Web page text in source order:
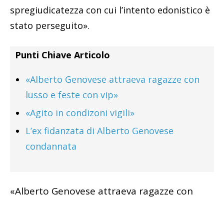
spregiudicatezza con cui l’intento edonistico è
stato perseguito».
Punti Chiave Articolo
«Alberto Genovese attraeva ragazze con
lusso e feste con vip»
«Agito in condizoni vigili»
L’ex fidanzata di Alberto Genovese
condannata
«Alberto Genovese attraeva ragazze con